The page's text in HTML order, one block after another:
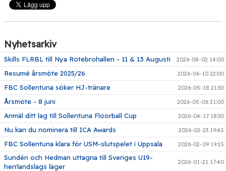
Nyhetsarkiv
Skills FLRBL till Nya Rotebrohallen - 11 & 13 Augusti 2026-08-02 14:00
Resumé årsmöte 2025/26 2026-06-10 22:00
FBC Sollentuna söker HJ-tränare 2026-05-18 21:30
Årsmöte - 8 juni 2026-05-06 21:00
Anmäl ditt lag till Sollentuna Floorball Cup 2026-04-17 18:30
Nu kan du nominera till ICA Awards 2026-02-23 19:45
FBC Sollentuna klara för USM-slutspelet i Uppsala 2026-02-09 19:15
Sundén och Hedman uttagna till Sveriges U19-
herrlandslags läger
2026-01-21 17:40